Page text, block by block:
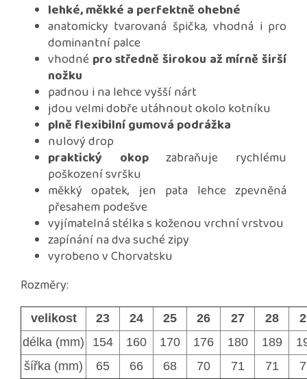
lehké, měkké a perfektně ohebné
anatomicky tvarovaná špička, vhodná i pro
dominantní palce
vhodné pro středně širokou až mírně širší
nožku
padnou i na lehce vyšší nárt
jdou velmi dobře utáhnout okolo kotníku
plně flexibilní gumová podrážka
nulový drop
praktický okopzabraňuje rychlému
poškození svršku
měkký opatek, jen pata lehce zpevněná
přesahem podešve
vyjímatelná stélka s koženou vrchní vrstvou
zapínání na dva suché zipy
vyrobeno v Chorvatsku
Rozměry:
velikost 23 24 25 26 27 28
délka (mm)
154 160 170 176 180 189
šířka (mm)
65 66 68 70 71 71